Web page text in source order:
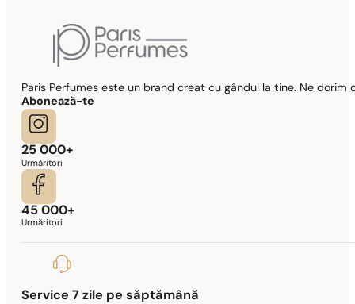
Paris Perfumes este un brand creat cu gândul la tine. Ne
Abonează-te
25 000+
Urmăritori
45 000+
Urmăritori
Service 7 zile pe săptămână